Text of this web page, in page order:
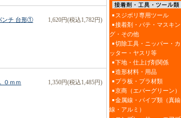
ンチ 台形① 1,620円(税込1,782円)
０ｍｍ 1,350円(税込1,485円)
スジボリ専用ツール
接着剤・パテ・マスキン
グ・その他
切除工具・ニッパー・カ
ッター・ヤスリ等
下地・仕上げ剤関係
造形材料・用品
プラ板・プラ材類
京商（エバーグリーン）
金属線・パイプ類（真鍮
線・アルミ）